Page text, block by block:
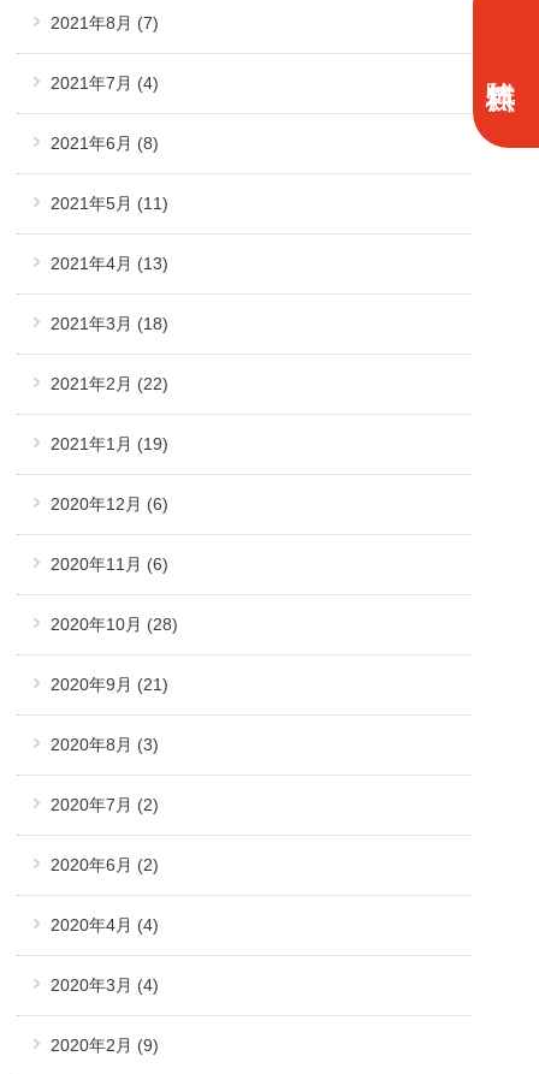
2021年8月 (7)
2021年7月 (4)
2021年6月 (8)
2021年5月 (11)
2021年4月 (13)
2021年3月 (18)
2021年2月 (22)
2021年1月 (19)
2020年12月 (6)
2020年11月 (6)
2020年10月 (28)
2020年9月 (21)
2020年8月 (3)
2020年7月 (2)
2020年6月 (2)
2020年4月 (4)
2020年3月 (4)
2020年2月 (9)